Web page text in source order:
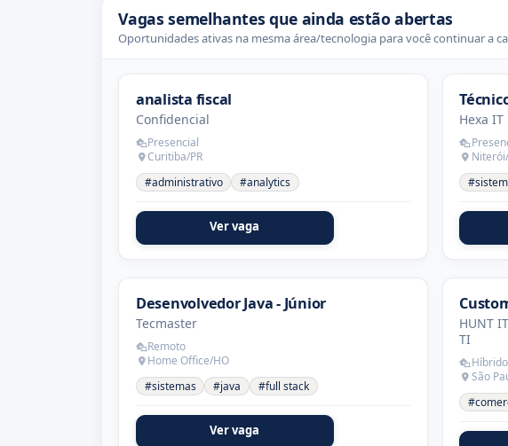
Vagas semelhantes que ainda estão abertas
Oportunidades ativas na mesma área/tecnologia para você continuar a
analista fiscal
Confidencial
Presencial
Curitiba/PR
#administrativo
#analytics
Ver vaga
Hexa IT
Niterói/
Desenvolvedor Java - Júnior
Tecmaster
Remoto
Home Office/HO
#sistemas
#java #full stack
Ver vaga
HUNT
TI
Híbrido
São